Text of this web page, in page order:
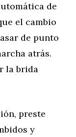
de
el cambio
de punto
atrás.
la brida
preste
y